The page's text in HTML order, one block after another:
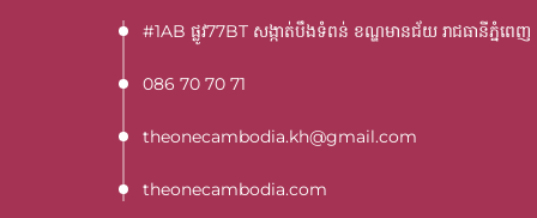
#1AB ផ្លូវ77BT​ សង្កាត់បឹងទំពន់ ខណ្ឌមានជ័យ រាជធានីភ្នំពេញ
086 70 70 71
theonecambodia.kh@gmail.com
theonecambodia.com